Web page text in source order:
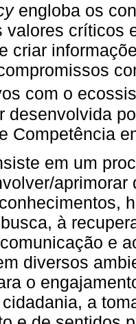
engloba os
valores críticos
criar
com o
desenvolvida
Competência
em um
à
e
diversos
o
a